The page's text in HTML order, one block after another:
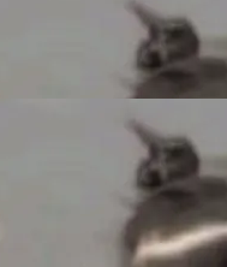
这些后
。
T
零拷贝
场景的
的技术